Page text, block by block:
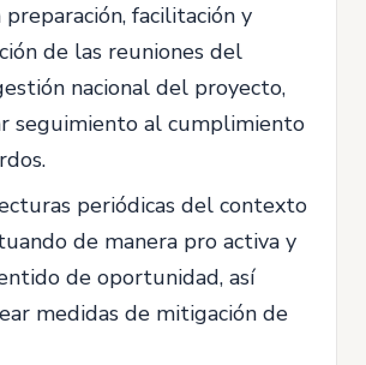
facilitación y
de las reuniones del
nacional del proyecto,
seguimiento al cumplimiento
periódicas del contexto
de manera pro activa y
de oportunidad, así
medidas de mitigación de